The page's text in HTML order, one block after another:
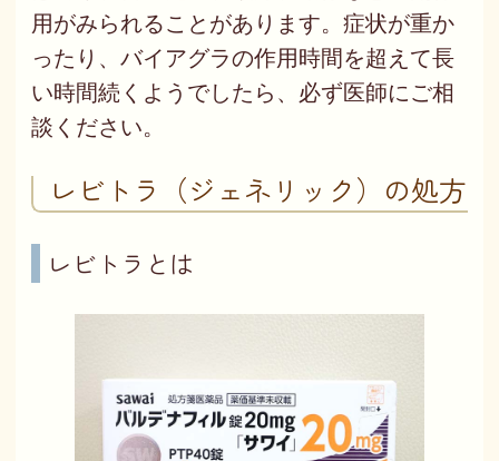
用がみられることがあります。症状が重か
ったり、バイアグラの作用時間を超えて長
い時間続くようでしたら、必ず医師にご相
談ください。
レビトラ（ジェネリック）の処方
レビトラとは